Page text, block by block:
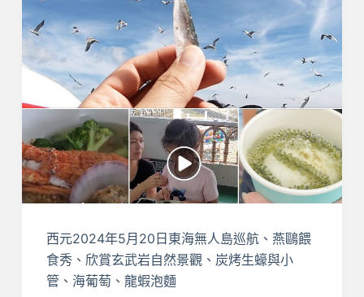
西元2024年5月20日東海無人島巡航、燕鷗餵
食秀、欣賞玄武岩自然景觀、炭烤生蠔與小
管、海葡萄、龍蝦泡麵